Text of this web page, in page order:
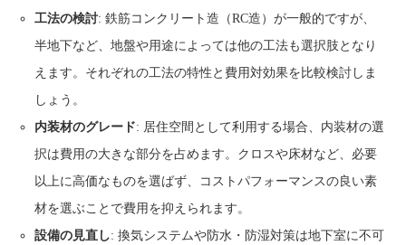
工法の検討: 鉄筋コンクリート造（RC造）が一般的ですが、
半地下など、地盤や用途によっては他の工法も選択肢となり
えます。それぞれの工法の特性と費用対効果を比較検討しま
しょう。
内装材のグレード: 居住空間として利用する場合、内装材の選
択は費用の大きな部分を占めます。クロスや床材など、必要
以上に高価なものを選ばず、コストパフォーマンスの良い素
材を選ぶことで費用を抑えられます。
設備の見直し: 換気システムや防水・防湿対策は地下室に不可